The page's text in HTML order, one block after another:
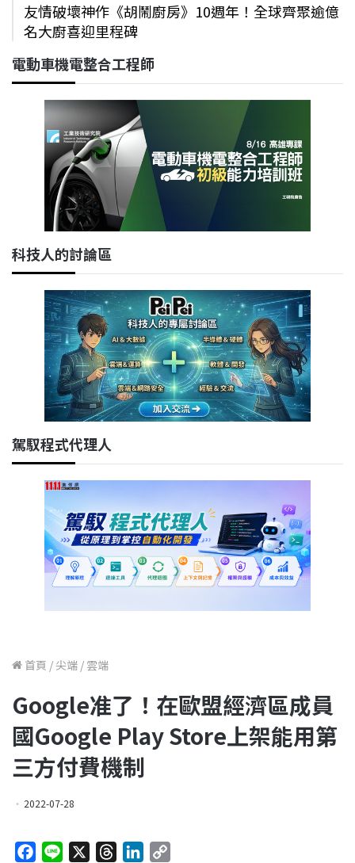
友情破壞神作《胡鬧廚房》10週年！全球齊聚逾億
名大廚喜迎里程碑
電動車機電整合工程師
科技人的討論區
駕馭程式代理人